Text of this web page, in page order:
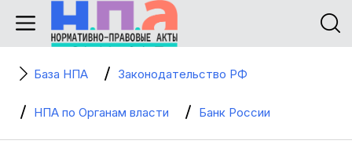
База НПА Законодательство РФ
НПА по Органам власти Банк России